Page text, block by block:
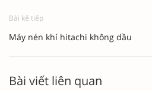
Bài kế tiếp
Máy nén khí hitachi không dầu
Bài viết liên quan